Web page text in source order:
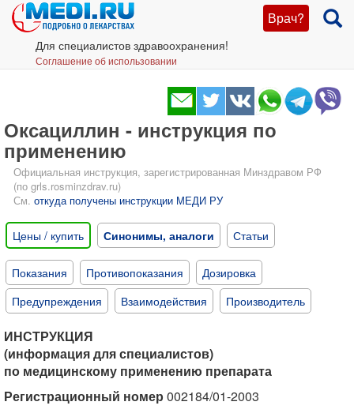
Врач?
Для специалистов здравоохранения!
Соглашение об использовании
Оксациллин - инструкция по
применению
Официальная инструкция, зарегистрированная Минздравом РФ
(по grls.rosminzdrav.ru)
См. откуда получены инструкции МЕДИ РУ
Цены / купить Синонимы, аналоги Статьи
Показания Противопоказания
Дозировка
Предупреждения
Взаимодействия Производитель
ИНСТРУКЦИЯ
(информация для специалистов)
по медицинскому применению препарата
Регистрационный номер 002184/01-2003